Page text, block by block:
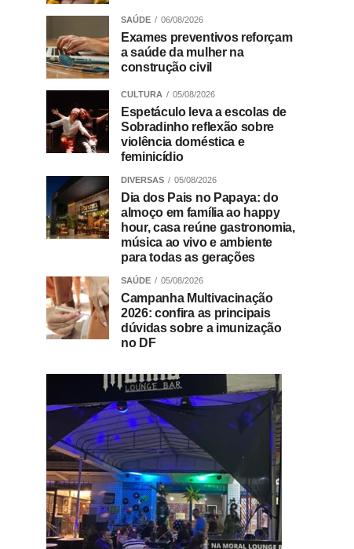
SAÚDE 06/08/2026
Exames preventivos reforçam
a saúde da mulher na
construção civil
CULTURA 05/08/2026
Espetáculo leva a escolas de
Sobradinho reflexão sobre
violência doméstica e
feminicídio
DIVERSAS 05/08/2026
Dia dos Pais no Papaya: do
almoço em família ao happy
hour, casa reúne gastronomia,
música ao vivo e ambiente
para todas as gerações
SAÚDE 05/08/2026
Campanha Multivacinação
2026: confira as principais
dúvidas sobre a imunização
no DF